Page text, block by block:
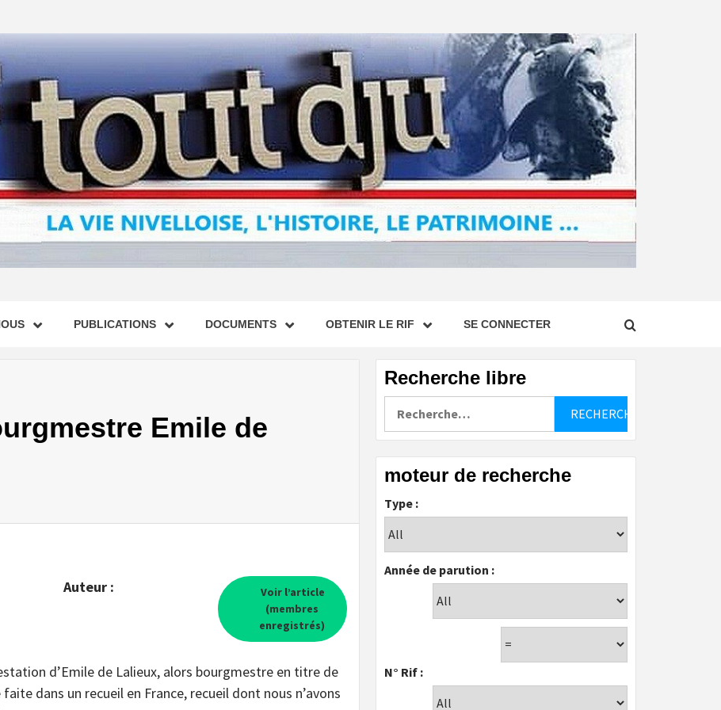
PUBLICATIONS DOCUMENTS OBTENIR LE RIF SE CONNECTER
Emile de
Auteur :
Voir l’article
(membres
enregistrés)
d’Emile de Lalieux, alors bourgmestre en titre de
dans un recueil en France, recueil dont nous n’avons
Recherche libre
moteur de recherche
Type :
Année de parution :
N° Rif :